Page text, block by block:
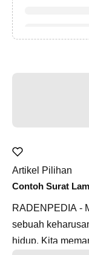
Artikel Pilihan
Contoh Surat
RADENPEDIA - Memiliki sebuah pekerjaan menjadi
sebuah
hidup. Kita